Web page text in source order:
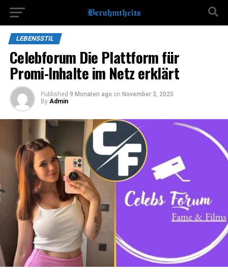
LEBENSSTIL
Celebforum Die Plattform für
Promi-Inhalte im Netz erklärt
Published 9 Monaten ago on November 3, 2025
By Admin